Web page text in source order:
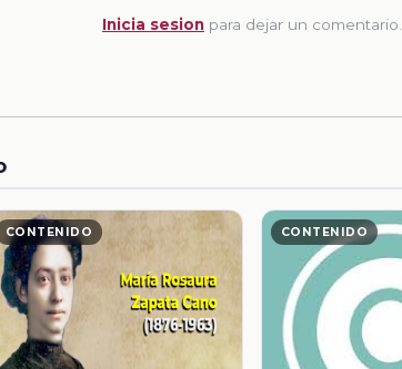
Inicia sesion para dejar un comentario.
CONTENIDO CONTENIDO